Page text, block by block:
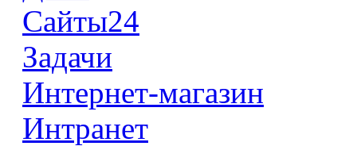
Сайты24
Задачи
Интернет-магазин
Интранет